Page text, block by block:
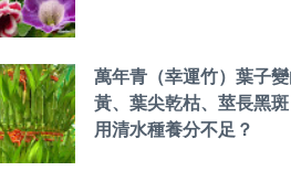
萬年青（幸運竹）葉子變
黃、葉尖乾枯、莖長黑斑
用清水種養分不足？